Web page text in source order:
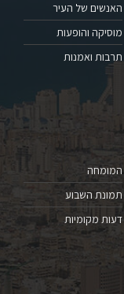
האנשים של העיר
מוסיקה והופעות
תרבות ואמנות
המומחה
תמונת השבוע
דעות מקומיות